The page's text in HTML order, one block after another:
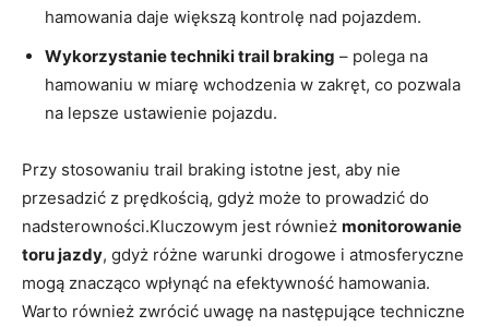
hamowania daje większą kontrolę nad pojazdem.
Wykorzystanie techniki trail braking – polega na
hamowaniu w miarę wchodzenia w zakręt, co pozwala
na lepsze ustawienie pojazdu.
Przy stosowaniu trail braking istotne jest, aby nie
przesadzić z prędkością, gdyż może to prowadzić do
nadsterowności.Kluczowym jest również monitorowanie
toru jazdy, gdyż różne warunki drogowe i atmosferyczne
mogą znacząco wpłynąć na efektywność hamowania.
Warto również zwrócić uwagę na następujące techniczne